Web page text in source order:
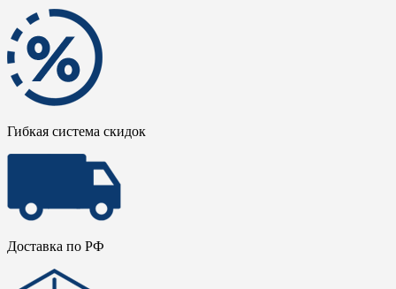
Гибкая система скидок
Доставка по РФ